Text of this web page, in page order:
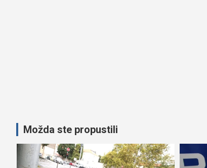
Možda ste propustili